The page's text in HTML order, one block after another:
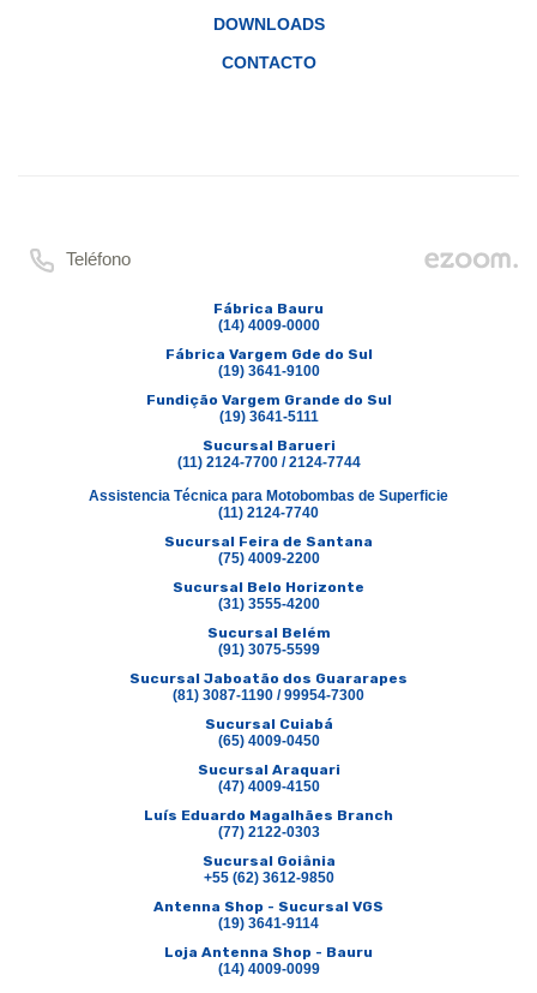
DOWNLOADS
CONTACTO
Teléfono
Fábrica Bauru
(14) 4009-0000
Fábrica Vargem Gde do Sul
(19) 3641-9100
Fundição Vargem Grande do Sul
(19) 3641-5111
Sucursal Barueri
(11) 2124-7700 / 2124-7744
Assistencia Técnica para Motobombas de Superficie
(11) 2124-7740
Sucursal Feira de Santana
(75) 4009-2200
Sucursal Belo Horizonte
(31) 3555-4200
Sucursal Belém
(91) 3075-5599
Sucursal Jaboatão dos Guararapes
(81) 3087-1190 / 99954-7300
Sucursal Cuiabá
(65) 4009-0450
Sucursal Araquari
(47) 4009-4150
Luís Eduardo Magalhães Branch
(77) 2122-0303
Sucursal Goiânia
+55 (62) 3612-9850
Antenna Shop - Sucursal VGS
(19) 3641-9114
Loja Antenna Shop - Bauru
(14) 4009-0099